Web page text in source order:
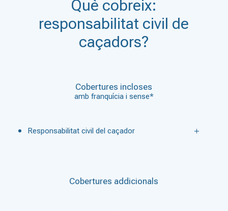
Què cobreix:
responsabilitat civil de
caçadors?
Cobertures incloses
amb franquícia i sense*
Responsabilitat civil del caçador
Cobertures addicionals